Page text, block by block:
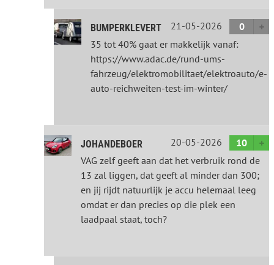
BUMPERKLEVERT 21-05-2026
0
35 tot 40% gaat er makkelijk vanaf:
https://www.adac.de/rund-ums-
fahrzeug/elektromobilitaet/elektroauto/e-
auto-reichweiten-test-im-winter/
JOHANDEBOER 20-05-2026
10
VAG zelf geeft aan dat het verbruik rond de
13 zal liggen, dat geeft al minder dan 300;
en jij rijdt natuurlijk je accu helemaal leeg
omdat er dan precies op die plek een
laadpaal staat, toch?